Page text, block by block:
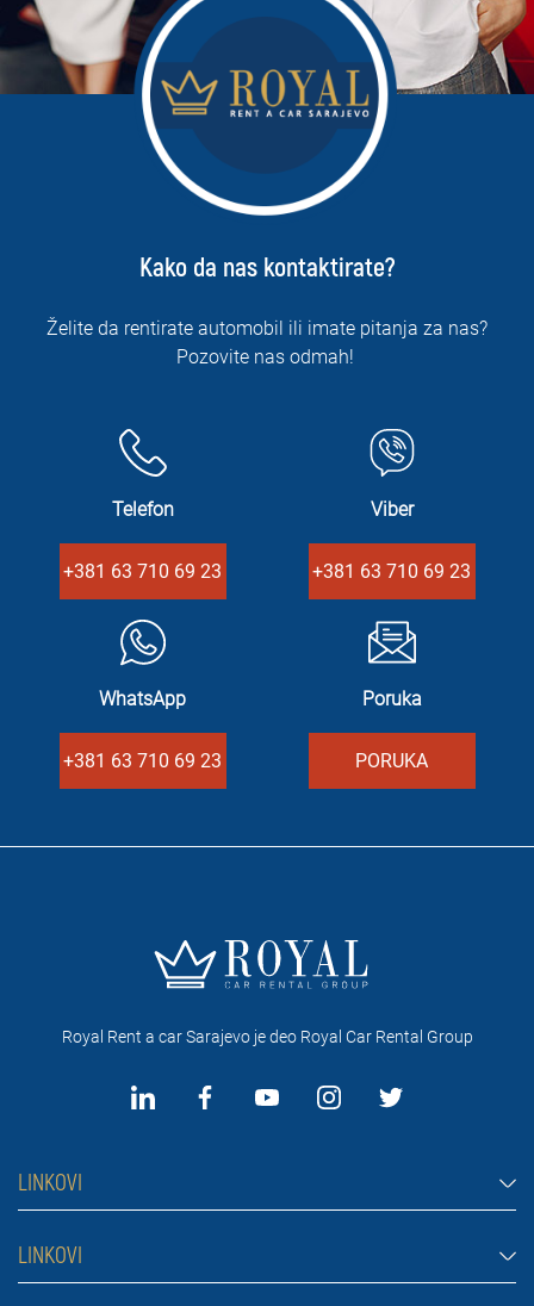
Kako da nas kontaktirate?
Želite da rentirate automobil ili imate pitanja za nas?
Pozovite nas odmah!
Telefon
+381 63 710 69 23
Viber
+381 63 710 69 23
WhatsApp
+381 63 710 69 23
Poruka
PORUKA
Royal Rent a car Sarajevo je deo Royal Car Rental Group
LINKOVI
Rent a car Sarajevo
Automobili
LINKOVI